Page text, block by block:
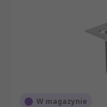
W magazynie